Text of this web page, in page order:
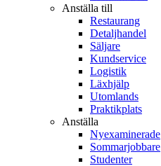
Anställa till
Restaurang
Detaljhandel
Säljare
Kundservice
Logistik
Läxhjälp
Utomlands
Praktikplats
Anställa
Nyexaminerade
Sommarjobbare
Studenter